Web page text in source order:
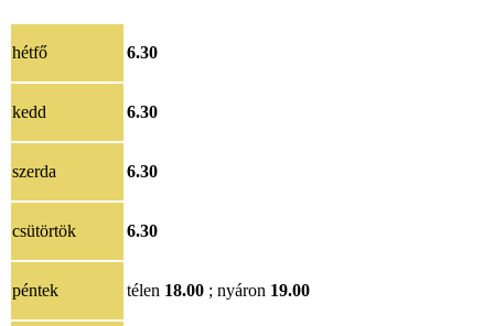
hétfő 6.30
kedd 6.30
szerda 6.30
csütörtök 6.30
péntek télen 18.00 ; nyáron 19.00